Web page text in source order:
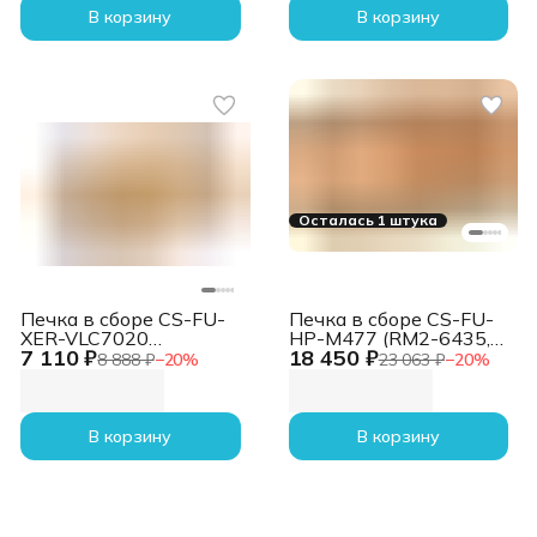
В корзину В корзину
7 110 ₽8 888 ₽−20%
Печка в сборе CS-FU-
XER-VLC7020
(115R00115-reman)
180000стр.
В корзину
Осталась 1 штука
18 450 ₽23 063 ₽−20%
Печка в сборе CS-FU-
HP-M477 (RM2-6435,
RM2-6461-reman) для
fdw 100000стр.
В корзину